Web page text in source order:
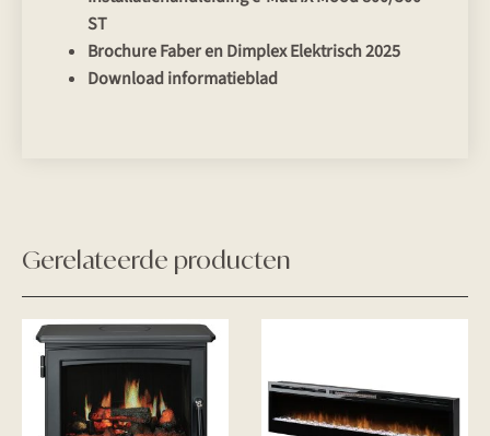
ST
Brochure Faber en Dimplex Elektrisch 2025
Download informatieblad
Gerelateerde producten